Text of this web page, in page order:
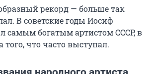
рекорд — больше так
В советские годы Иосиф
самым богатым артистом СССР, в
того, что часто выступал.